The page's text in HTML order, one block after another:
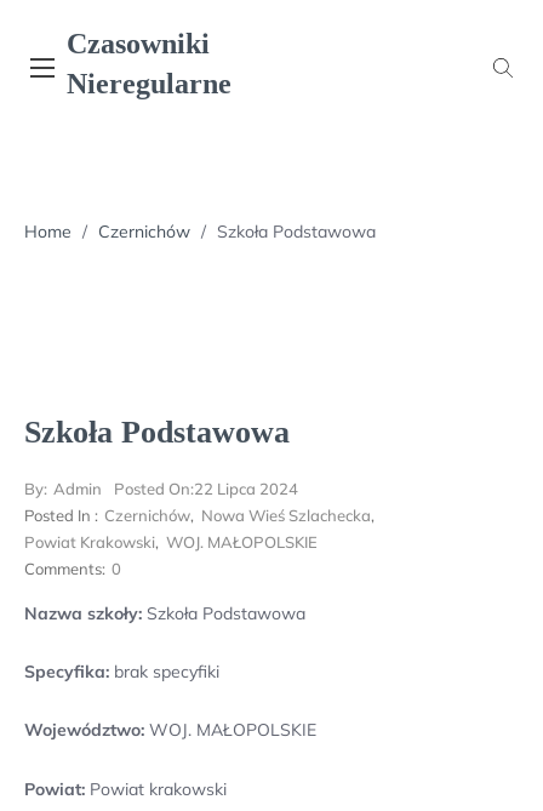
content
Czasowniki
Nieregularne
Home / Czernichów / Szkoła Podstawowa
Szkoła Podstawowa
By: Admin Posted On:22 Lipca 2024
Posted In : Czernichów, Nowa Wieś Szlachecka,
Powiat Krakowski, WOJ. MAŁOPOLSKIE
Comments: 0
Nazwa szkoły: Szkoła Podstawowa
Specyfika: brak specyfiki
Województwo: WOJ. MAŁOPOLSKIE
Powiat: Powiat krakowski